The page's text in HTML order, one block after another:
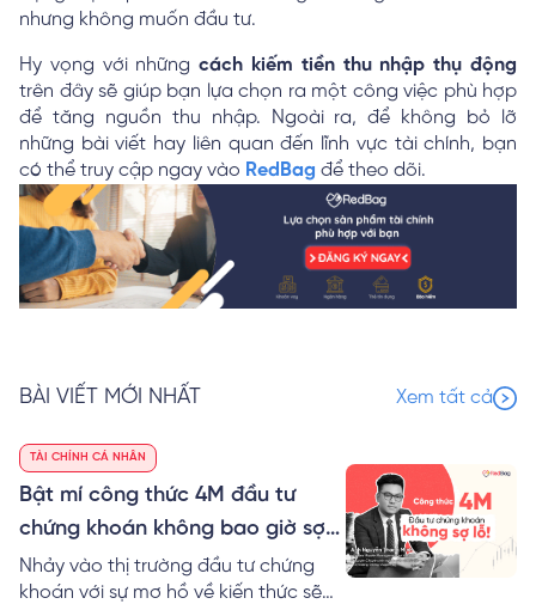
nhưng không muốn đầu tư.
Hy vọng với nhữngcách kiếm tiền thu nhập thụ động
trên đây sẽ giúp bạn lựa chọn ra một công việc phù hợp
để tăng nguồn thu nhập. Ngoài ra, để không bỏ lỡ
những bài viết hay liên quan đến lĩnh vực tài chính, bạn
có thể truy cập ngay vào RedBag để theo dõi.
BÀI VIẾT MỚI NHẤT Xem tất cả
TÀI CHÍNH CÁ NHÂN
Bật mí công thức 4M đầu tư
chứng khoán không bao giờ sợ
lỗ
Nhảy vào thị trường đầu tư chứng
khoán với sự mơ hồ về kiến thức sẽ